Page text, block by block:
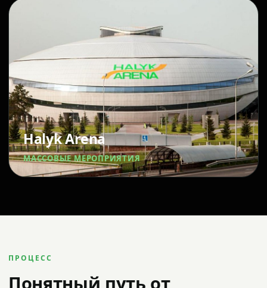
Halyk Arena
МАССОВЫЕ МЕРОПРИЯТИЯ
ПРОЦЕСС
Понятный путь от